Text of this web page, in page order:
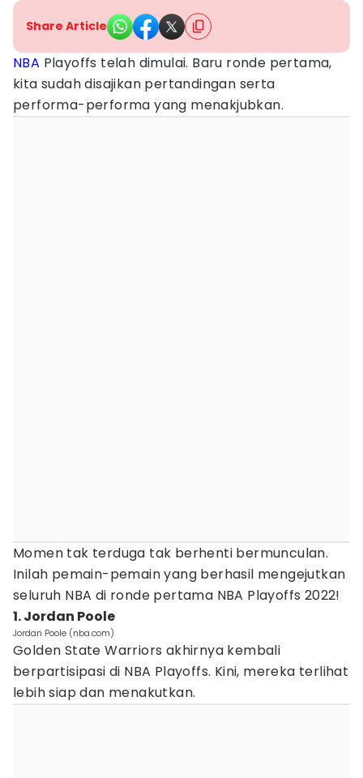
Share Article
NBA Playoffs telah dimulai. Baru ronde pertama,
kita sudah disajikan pertandingan serta
performa-performa yang menakjubkan.
Momen tak terduga tak berhenti bermunculan.
Inilah pemain-pemain yang berhasil mengejutkan
seluruh NBA di ronde pertama NBA Playoffs 2022!
1. Jordan Poole
Jordan Poole (nba.com)
Golden State Warriors akhirnya kembali
berpartisipasi di NBA Playoffs. Kini, mereka terlihat
lebih siap dan menakutkan.